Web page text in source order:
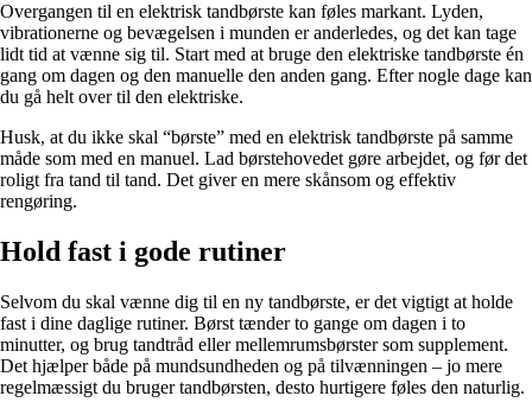
Overgangen til en elektrisk tandbørste kan føles markant. Lyden,
vibrationerne og bevægelsen i munden er anderledes, og det kan tage
lidt tid at vænne sig til. Start med at bruge den elektriske tandbørste én
gang om dagen og den manuelle den anden gang. Efter nogle dage kan
du gå helt over til den elektriske.
Husk, at du ikke skal “børste” med en elektrisk tandbørste på samme
måde som med en manuel. Lad børstehovedet gøre arbejdet, og før det
roligt fra tand til tand. Det giver en mere skånsom og effektiv
rengøring.
Hold fast i gode rutiner
Selvom du skal vænne dig til en ny tandbørste, er det vigtigt at holde
fast i dine daglige rutiner. Børst tænder to gange om dagen i to
minutter, og brug tandtråd eller mellemrumsbørster som supplement.
Det hjælper både på mundsundheden og på tilvænningen – jo mere
regelmæssigt du bruger tandbørsten, desto hurtigere føles den naturlig.